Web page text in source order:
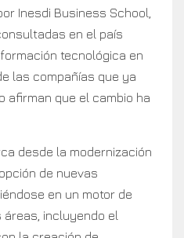
Inesdi Business School,
en el país
tecnológica en
las compañías que ya
afirman que el cambio ha
desde la modernización
de nuevas
en un motor de
incluyendo el